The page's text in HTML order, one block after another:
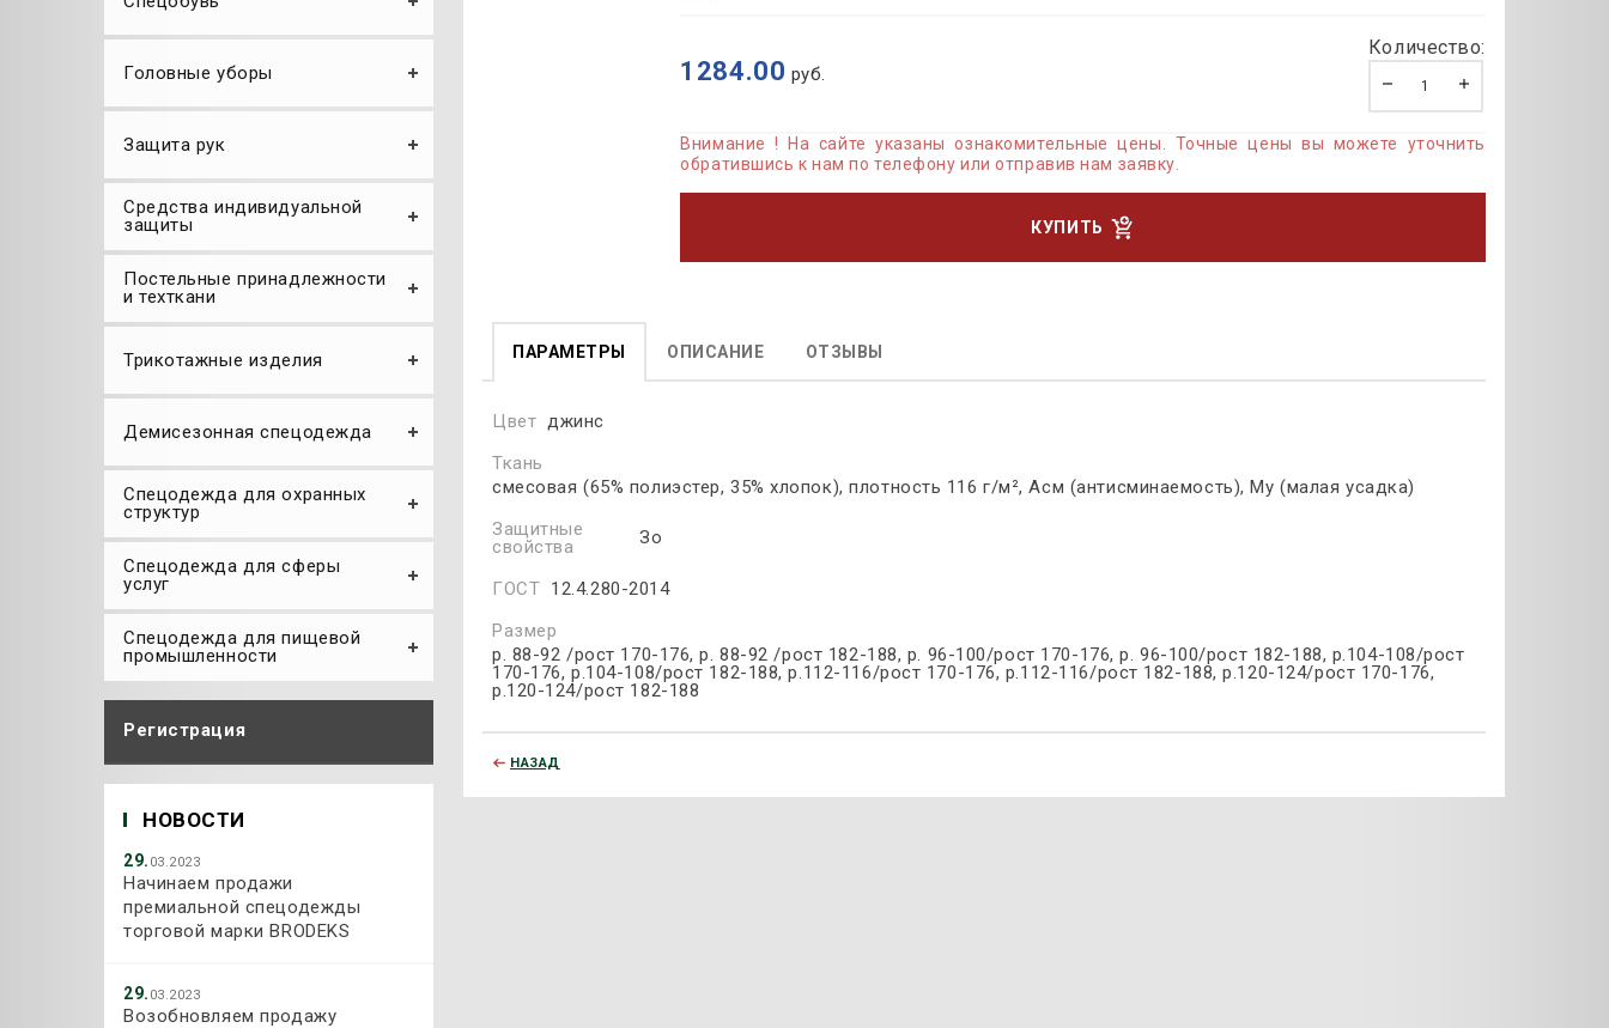
Головные уборы
Защита рук
Средства индивидуальной
защиты
Постельные принадлежности
и техткани
Трикотажные изделия
Демисезонная спецодежда
Спецодежда для охранных
структур
Спецодежда для сферы
услуг
Спецодежда для пищевой
промышленности
Регистрация
НОВОСТИ
29. 03.2023
Начинаем продажи
премиальной спецодежды
торговой марки BRODEKS
29. 03.2023
Возобновляем продажу
1284.00 руб.
Количество:
Внимание ! На сайте указаны ознакомительные цены. Точные цены вы можете уточнить
обратившись к нам по телефону или отправив нам заявку.
КУПИТЬ
ПАРАМЕТРЫ ОПИСАНИЕ ОТЗЫВЫ
Цвет джинс
Ткань
смесовая (65% полиэстер, 35% хлопок), плотность 116 г/м², Асм (антисминаемость), Му (малая усадка)
Защитные
свойства
Зо
ГОСТ 12.4.280-2014
Размер
р. 88-92 /рост 170-176, р. 88-92 /рост 182-188, р. 96-100/рост 170-176, р. 96-100/рост 182-188, р.104-108/рост
170-176, р.104-108/рост 182-188, р.112-116/рост 170-176, р.112-116/рост 182-188, р.120-124/рост 170-176,
р.120-124/рост 182-188
НАЗАД